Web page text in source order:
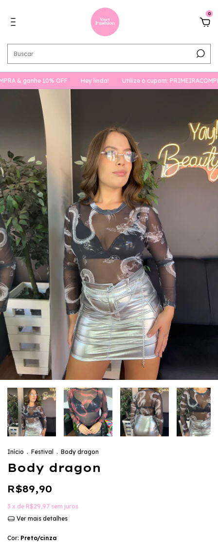
0
10% OFF Hey linda! Utilize o cupom: PRIMEIRACOMPRA &
Início . Festival . Body dragon
Body dragon
R$89,90
3 x de R$29,97 sem juros
Ver mais detalhes
Cor: Preto/cinza